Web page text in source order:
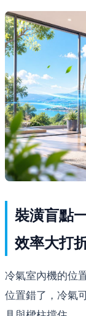
裝潢盲點
效率大打
冷氣室內機的位
位置錯了，冷氣